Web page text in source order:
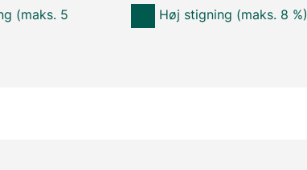
(maks. 5
Høj stigning (maks. 8 %)